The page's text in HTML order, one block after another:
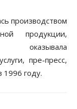
производством
продукции,
оказывала
пре-пресс,
1996 году.